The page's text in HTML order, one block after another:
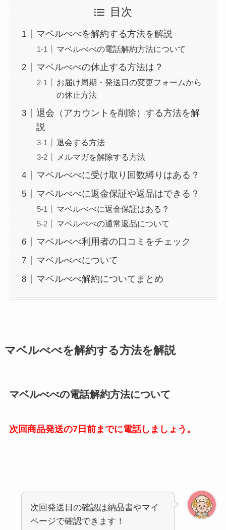
目次
マベルべべを解約する方法を解説
マベルべべの電話解約方法について
マベルべべの休止する方法は？
お届け周期・発送日の変更フォームから
の休止方法
退会（アカウントを削除）する方法を解
説
退会する方法
メルマガを解除する方法
マベルべべに受け取り回数縛りはある？
マベルべべに返金保証や返品はできる？
マベルべべに返金保証はある？
マベルべべの通常返品について
マベルべべ利用者の口コミをチェック
マベルべべについて
マベルべべ解約についてまとめ
マベルべべを解約する方法を解説
マベルべべの電話解約方法について
次回商品発送の7日前までに電話しましょう。
次回発送日の確認は納品書やマイ
ページで確認できます！